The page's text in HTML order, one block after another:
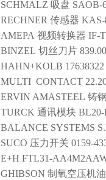
SCHMALZ 吸盘 SAOB-
RECHNER 传感器 KAS-
AMEPA 视频转换器 IF-
BINZEL 切丝刀片
HAHN+KOLB 17638322
MULTI CONTACT
ERVIN AMASTEEL 铸
TURCK 通讯模块 BL20-
BALANCE SYSTEMS
SUCO 压力开关 0159-
E+H FTL31-
GHIBSON 制氧空压机